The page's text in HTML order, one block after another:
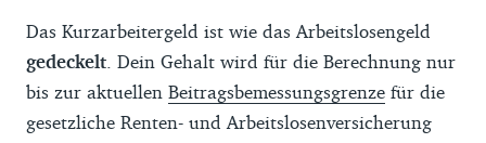
Das Kurzarbeitergeld ist wie das Arbeitslosengeld
gedeckelt . Dein Gehalt wird für die Berechnung nur
bis zur aktuellen Beitragsbemessungsgrenze für die
gesetzliche Renten- und Arbeitslosenversicherung